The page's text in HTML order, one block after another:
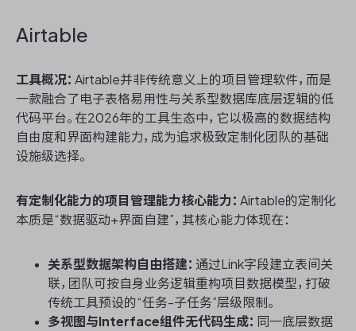
Airtable
工具概况： Airtable并非传统意义上的项目管理软件，而是
一款融合了电子表格易用性与关系型数据库底层逻辑的低
代码平台。在2026年的工具生态中，它以极高的数据结构
自由度和界面构建能力，成为追求极致定制化团队的基础
设施级选择。
有定制化能力的项目管理能力核心能力： Airtable的定制化
本质是“数据驱动+界面自建”，其核心能力体现在：
关系型数据架构自由搭建： 通过Link字段建立表间关
联，团队可按自身业务逻辑重构项目数据模型，打破
传统工具预设的“任务-子任务”层级限制。
多视图与Interface组件无代码生成： 同一底层数据